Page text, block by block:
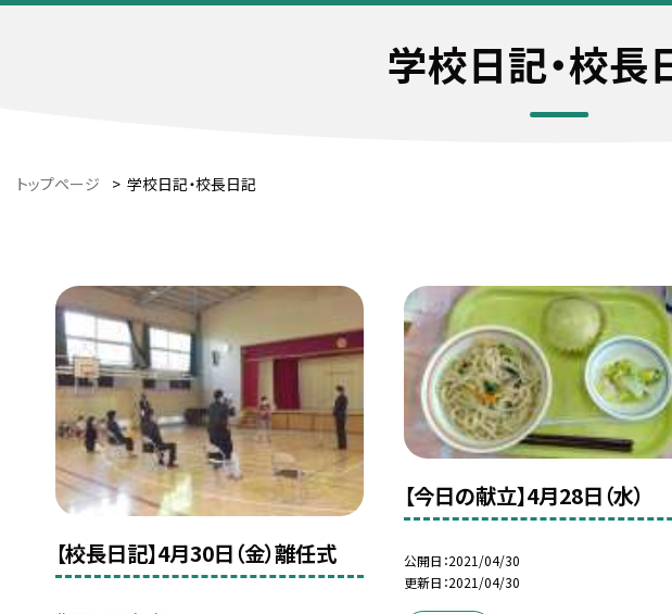
学校日記・校長
トップページ > 学校日記・校長日記
【校長日記】4月30日（金）離任式
【今日の献立】4月28日（水）
公開日 2021/04/30
更新日 2021/04/30